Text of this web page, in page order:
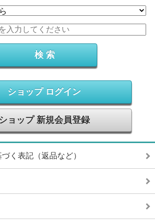
ショップ ログイン
ショップ 新規会員登録
く表記（返品など）